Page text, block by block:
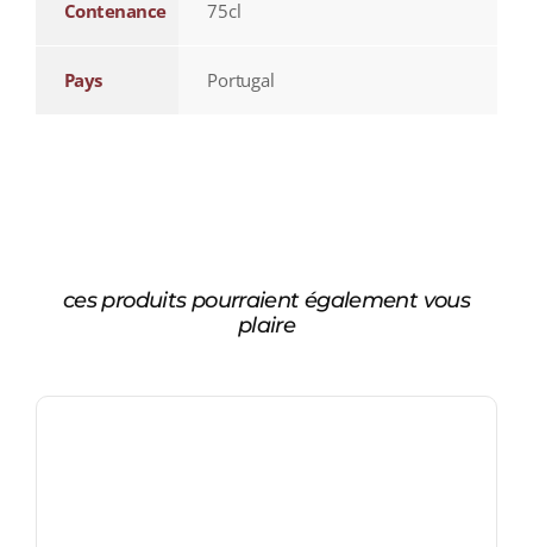
Contenance 75cl
Pays Portugal
ces produits pourraient également vous
plaire